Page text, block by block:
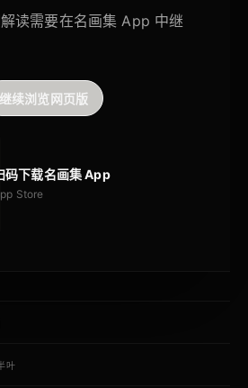
读需要在名画集 App 中继
继续浏览网页版
扫码下载名画集 App
Store
叶